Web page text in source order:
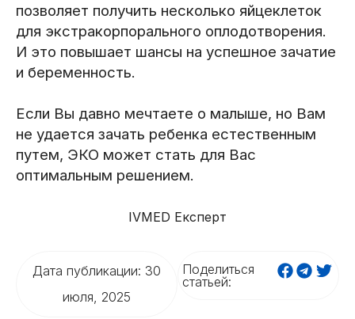
позволяет получить несколько яйцеклеток
для экстракорпорального оплодотворения.
И это повышает шансы на успешное зачатие
и беременность.
Если Вы давно мечтаете о малыше, но Вам
не удается зачать ребенка естественным
путем, ЭКО может стать для Вас
оптимальным решением.
IVMED Експерт
Дата публикации: 30
июля, 2025
Поделиться
статьей: